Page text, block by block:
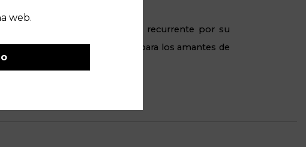
web.
galardonado de forma recurrente por su
o picoteo gourmet, ideal para los amantes de
España.